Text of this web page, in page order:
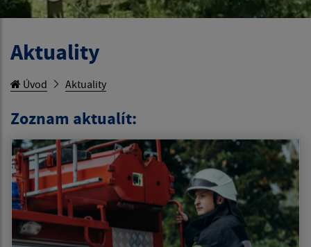
Aktuality
Úvod Aktuality
Zoznam aktualít: